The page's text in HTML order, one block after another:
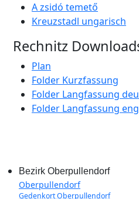
A zsidó temető
Kreuzstadl ungarisch
Rechnitz
Plan
Folder Kurzfassung
Folder Langfassung
Folder Langfassung
Bezirk Oberpullendorf
Oberpullendorf
Gedenkort Oberpullendorf